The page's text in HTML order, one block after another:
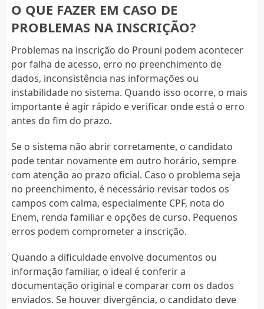
O QUE FAZER EM CASO DE
PROBLEMAS NA INSCRIÇÃO?
Problemas na inscrição do Prouni podem acontecer
por falha de acesso, erro no preenchimento de
dados, inconsistência nas informações ou
instabilidade no sistema. Quando isso ocorre, o mais
importante é agir rápido e verificar onde está o erro
antes do fim do prazo.
Se o sistema não abrir corretamente, o candidato
pode tentar novamente em outro horário, sempre
com atenção ao prazo oficial. Caso o problema seja
no preenchimento, é necessário revisar todos os
campos com calma, especialmente CPF, nota do
Enem, renda familiar e opções de curso. Pequenos
erros podem comprometer a inscrição.
Quando a dificuldade envolve documentos ou
informação familiar, o ideal é conferir a
documentação original e comparar com os dados
enviados. Se houver divergência, o candidato deve